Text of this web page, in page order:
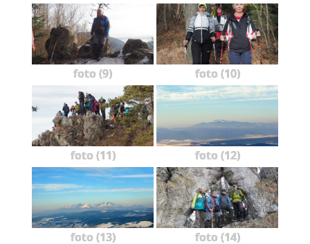
foto (9) foto (10)
foto (11) foto (12)
foto (13) foto (14)